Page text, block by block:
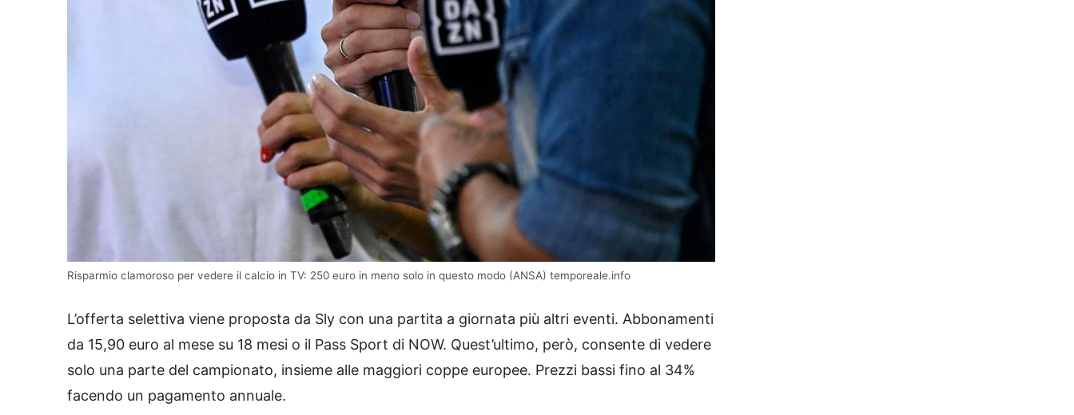
Risparmio clamoroso per vedere il calcio in TV: 250 euro in meno solo in questo modo (ANSA) temporeale.info
L’offerta selettiva viene proposta da Sly con una partita a giornata più altri eventi. Abbonamenti
da 15,90 euro al mese su 18 mesi o il Pass Sport di NOW. Quest’ultimo, però, consente di vedere
solo una parte del campionato, insieme alle maggiori coppe europee. Prezzi bassi fino al 34%
facendo un pagamento annuale.